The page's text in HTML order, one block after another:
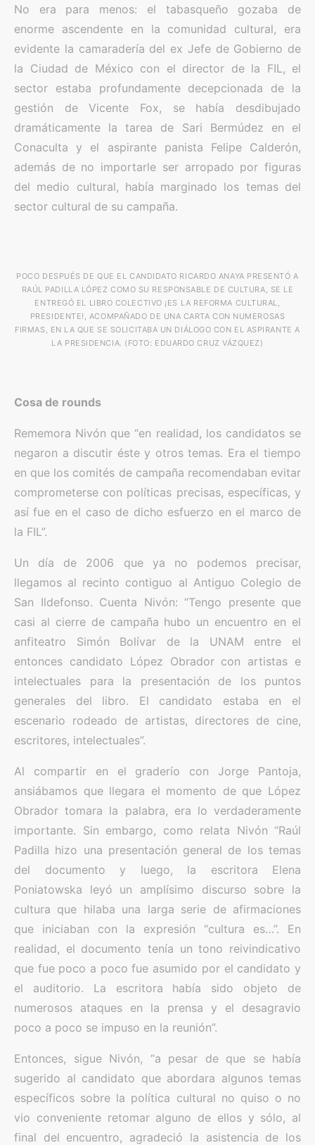
No era para menos: el tabasqueño gozaba de
enorme ascendente en la comunidad cultural, era
evidente la camaradería del ex Jefe de Gobierno de
la Ciudad de México con el director de la FIL, el
sector estaba profundamente decepcionada de la
gestión de Vicente Fox, se había desdibujado
dramáticamente la tarea de Sari Bermúdez en el
Conaculta y el aspirante panista Felipe Calderón,
además de no importarle ser arropado por figuras
del medio cultural, había marginado los temas del
sector cultural de su campaña.
POCO DESPUÉS DE QUE EL CANDIDATO RICARDO ANAYA PRESENTÓ A
RAÚL PADILLA LÓPEZ COMO SU RESPONSABLE DE CULTURA, SE LE
ENTREGÓ EL LIBRO COLECTIVO ¡ES LA REFORMA CULTURAL,
PRESIDENTE!, ACOMPAÑADO DE UNA CARTA CON NUMEROSAS
FIRMAS, EN LA QUE SE SOLICITABA UN DIÁLOGO CON EL ASPIRANTE A
LA PRESIDENCIA. (FOTO: EDUARDO CRUZ VÁZQUEZ)
Cosa de rounds
Rememora Nivón que “en realidad, los candidatos se
negaron a discutir éste y otros temas. Era el tiempo
en que los comités de campaña recomendaban evitar
comprometerse con políticas precisas, específicas, y
así fue en el caso de dicho esfuerzo en el marco de
la FIL”.
Un día de 2006 que ya no podemos precisar,
llegamos al recinto contiguo al Antiguo Colegio de
San Ildefonso. Cuenta Nivón: “Tengo presente que
casi al cierre de campaña hubo un encuentro en el
anfiteatro Simón Bolívar de la UNAM entre el
entonces candidato López Obrador con artistas e
intelectuales para la presentación de los puntos
generales del libro. El candidato estaba en el
escenario rodeado de artistas, directores de cine,
escritores, intelectuales”.
Al compartir en el graderío con Jorge Pantoja,
ansiábamos que llegara el momento de que López
Obrador tomara la palabra, era lo verdaderamente
importante. Sin embargo, como relata Nivón “Raúl
Padilla hizo una presentación general de los temas
del documento y luego, la escritora Elena
Poniatowska leyó un amplísimo discurso sobre la
cultura que hilaba una larga serie de afirmaciones
que iniciaban con la expresión “cultura es…”. En
realidad, el documento tenía un tono reivindicativo
que fue poco a poco fue asumido por el candidato y
el auditorio. La escritora había sido objeto de
numerosos ataques en la prensa y el desagravio
poco a poco se impuso en la reunión”.
Entonces, sigue Nivón, “a pesar de que se había
sugerido al candidato que abordara algunos temas
específicos sobre la política cultural no quiso o no
vio conveniente retomar alguno de ellos y sólo, al
final del encuentro, agradeció la asistencia de los